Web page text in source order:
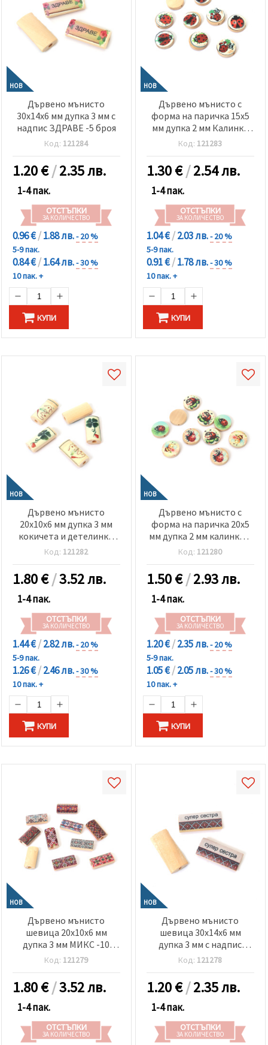
НОВ
Дървено мънисто
30x14x6 мм дупка 3 мм с
надпис ЗДРАВЕ -5 броя
Код: 121284
1.20€/2.35 лв.
1-4 пак.
ОТСТЪПКИ
ЗА КОЛИЧЕСТВО
0.96 €/1.88 лв.- 20 %
5-9 пак.
0.84 €/1.64 лв.- 30 %
10 пак. +
КУПИ
НОВ
Дървено мънисто с
форма на паричка 15x5
мм дупка 2 мм Калинки
МИКС -10 броя
Код: 121283
1.30€/2.54 лв.
1-4 пак.
ОТСТЪПКИ
ЗА КОЛИЧЕСТВО
1.04 €/2.03 лв.- 20 %
5-9 пак.
0.91 €/1.78 лв.- 30 %
10 пак. +
КУПИ
НОВ
Дървено мънисто
20x10x6 мм дупка 3 мм
кокичета и детелинки
МИКС -10 броя
Код: 121282
1.80€/3.52 лв.
1-4 пак.
ОТСТЪПКИ
ЗА КОЛИЧЕСТВО
1.44 €/2.82 лв.- 20 %
5-9 пак.
1.26 €/2.46 лв.- 30 %
10 пак. +
КУПИ
НОВ
Дървено мънисто с
форма на паричка 20x5
мм дупка 2 мм калинки и
пчелички МИКС -10 броя
Код: 121280
1.50€/2.93 лв.
1-4 пак.
ОТСТЪПКИ
ЗА КОЛИЧЕСТВО
1.20 €/2.35 лв.- 20 %
5-9 пак.
1.05 €/2.05 лв.- 30 %
10 пак. +
КУПИ
НОВ
Дървено мънисто
шевица 20x10x6 мм
дупка 3 мм МИКС -10
броя
Код: 121279
1.80€/3.52 лв.
1-4 пак.
ОТСТЪПКИ
ЗА КОЛИЧЕСТВО
НОВ
Дървено мънисто
шевица 30x14x6 мм
дупка 3 мм с надпис
Супер сестра -5 броя
Код: 121278
1.20€/2.35 лв.
1-4 пак.
ОТСТЪПКИ
ЗА КОЛИЧЕСТВО